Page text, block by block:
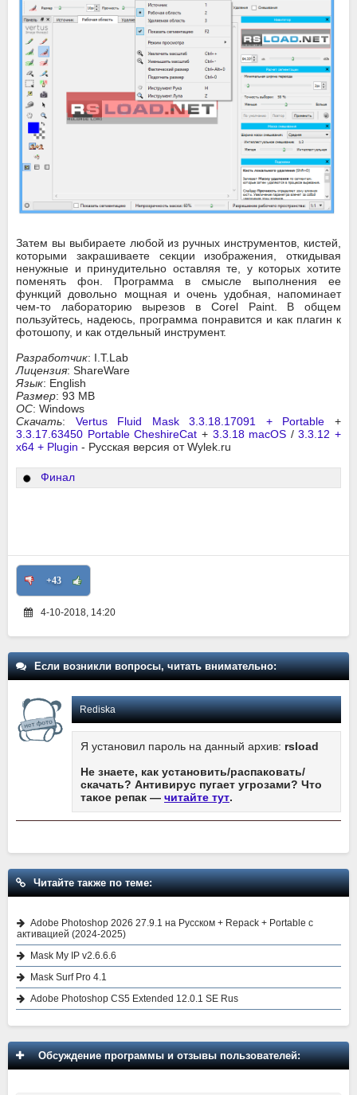
Затем вы выбираете любой из ручных инструментов, кистей,
которыми закрашиваете секции изображения, откидывая
ненужные и принудительно оставляя те, у которых хотите
поменять фон. Программа в смысле выполнения ее
функций довольно мощная и очень удобная, напоминает
чем-то лабораторию вырезов в Corel Paint. В общем
пользуйтесь, надеюсь, программа понравится и как плагин к
фотошопу, и как отдельный инструмент.
Разработчик: I.T.Lab
Лицензия: ShareWare
Язык: English
Размер: 93 MB
ОС: Windows
Скачать: Vertus Fluid Mask 3.3.18.17091 + Portable +
3.3.17.63450 Portable CheshireCat + 3.3.18 macOS /3.3.12 +
x64 + Plugin - Русская версия от Wylek.ru
Финал
+43
4-10-2018, 14:20
Если возникли вопросы, читать внимательно:
Rediska
Я установил пароль на данный архив: rsload
Не знаете, как установить/распаковать/
скачать? Антивирус пугает угрозами? Что
такое репак — читайте тут.
Читайте также по теме:
Adobe Photoshop 2026 27.9.1 на Русском + Repack + Portable с
активацией (2024-2025)
Mask My IP v2.6.6.6
Mask Surf Pro 4.1
Adobe Photoshop CS5 Extended 12.0.1 SE Rus
Обсуждение программы и отзывы пользователей: